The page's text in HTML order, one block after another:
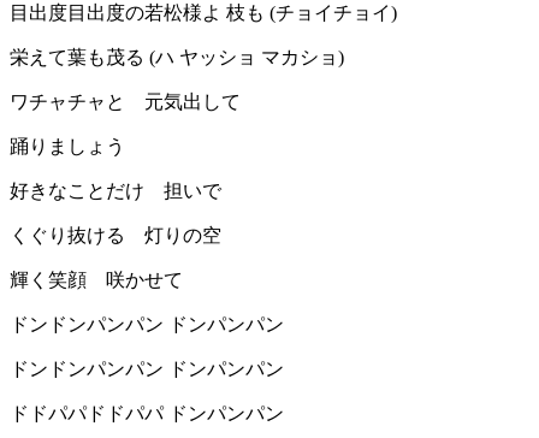
目出度目出度の若松様よ 枝も (チョイチョイ)
栄えて葉も茂る (ハ ヤッショ マカショ)
ワチャチャと 元気出して
踊りましょう
好きなことだけ 担いで
くぐり抜ける 灯りの空
輝く笑顔 咲かせて
ドンドンパンパン ドンパンパン
ドンドンパンパン ドンパンパン
ドドパパドドパパ ドンパンパン